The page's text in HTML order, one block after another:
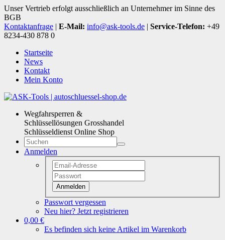
Unser Vertrieb erfolgt ausschließlich an Unternehmer im Sinne des
BGB
Kontaktanfrage | E-Mail: info@ask-tools.de | Service-Telefon: +49
8234-430 878 0
Startseite
News
Kontakt
Mein Konto
Wegfahrsperren &
Schlüssellösungen Grosshandel
Schlüsseldienst Online Shop
Anmelden
Anmelden
Passwort vergessen
Neu hier? Jetzt registrieren
0,00 €
Es befinden sich keine Artikel im Warenkorb